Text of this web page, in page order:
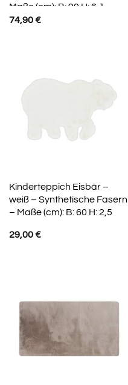
Maße (cm): B: 90 H: 6,1
74,90€
Kinderteppich Eisbär –
weiß – Synthetische Fasern
– Maße (cm): B: 60 H: 2,5
29,00€